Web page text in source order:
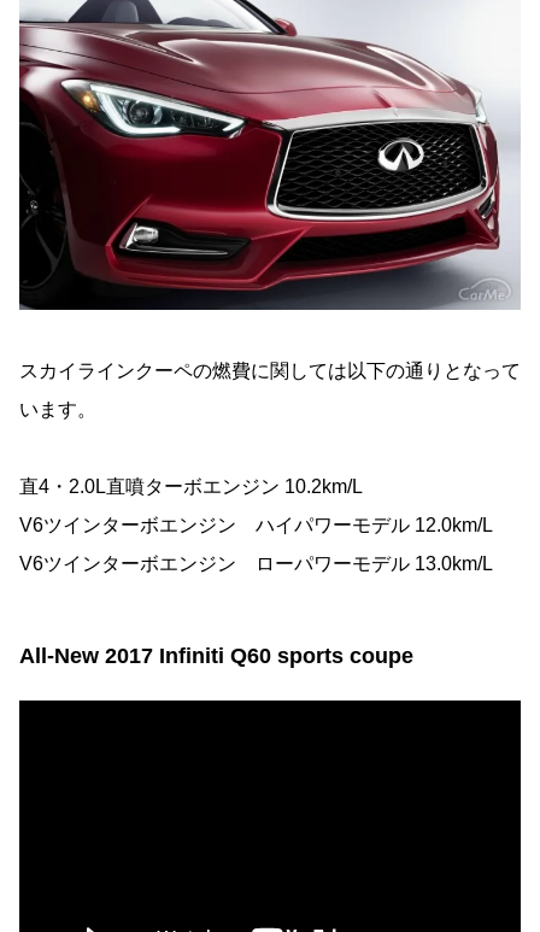
スカイラインクーペの燃費に関しては以下の通りとなって
います。
直4・2.0L直噴ターボエンジン 10.2km/L
V6ツインターボエンジン ハイパワーモデル 12.0km/L
V6ツインターボエンジン ローパワーモデル 13.0km/L
All-New 2017 Infiniti Q60 sports coupe